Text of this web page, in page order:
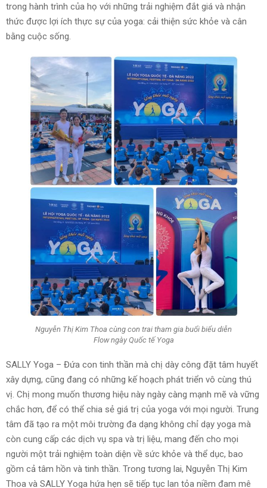
trong hành trình của họ với những trải nghiệm đắt giá và nhận
thức được lợi ích thực sự của yoga: cải thiện sức khỏe và cân
bằng cuộc sống.
Nguyễn Thị Kim Thoa cùng con trai tham gia buổi biểu diễn
Flow ngày Quốc tế Yoga
SALLY Yoga – Đứa con tinh thần mà chị dày công đặt tâm huyết
xây dựng, cũng đang có những kế hoạch phát triển vô cùng thú
vị. Chị mong muốn thương hiệu này ngày càng mạnh mẽ và vững
chắc hơn, để có thể chia sẻ giá trị của yoga với mọi người. Trung
tâm đã tạo ra một môi trường đa dạng không chỉ dạy yoga mà
còn cung cấp các dịch vụ spa và trị liệu, mang đến cho mọi
người một trải nghiệm toàn diện về sức khỏe và thể dục, bao
gồm cả tâm hồn và tinh thần. Trong tương lai, Nguyễn Thị Kim
Thoa và SALLY Yoga hứa hẹn sẽ tiếp tục lan tỏa niềm đam mê